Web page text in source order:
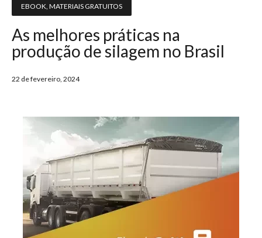
EBOOK MATERIAIS GRATUITOS
As melhores práticas na
produção de silagem no Brasil
22 de fevereiro, 2024